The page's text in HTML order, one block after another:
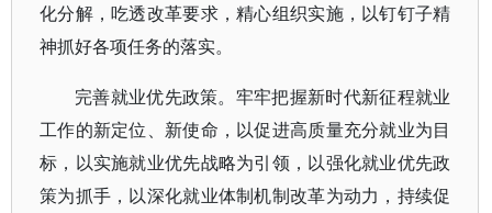
化分解，吃透改革要求，精心组织实施，以钉钉子精
神抓好各项任务的落实。
完善就业优先政策。牢牢把握新时代新征程就业
工作的新定位、新使命，以促进高质量充分就业为目
标，以实施就业优先战略为引领，以强化就业优先政
策为抓手，以深化就业体制机制改革为动力，持续促